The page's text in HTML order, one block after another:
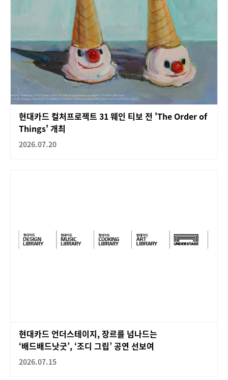
현대카드 컬처프로젝트 31 웨인 티보 전 'The Order of
Things' 개최
2026.07.20
현대카드 언더스테이지, 장르를 넘나드는
‘배드배드낫굿’, ‘조디 그립’ 공연 선보여
2026.07.15